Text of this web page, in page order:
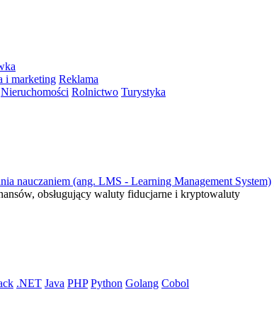
i marketing Reklama
Nieruchomości Rolnictwo Turystyka
nauczaniem (ang. LMS - Learning Management System)
obsługujący waluty fiducjarne i kryptowaluty
.NET Java PHP Python Golang Cobol